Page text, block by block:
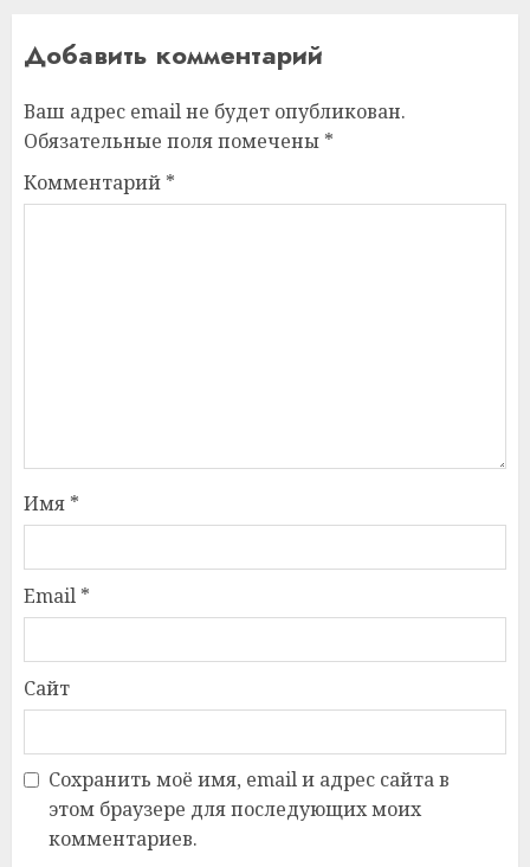
Добавить комментарий
Ваш адрес email не будет опубликован.
Обязательные поля помечены *
Комментарий *
Имя *
Email *
Сайт
Сохранить моё имя, email и адрес сайта в
этом браузере для последующих моих
комментариев.